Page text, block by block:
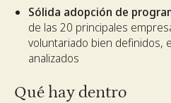
Sólida adopción de
de las 20 principales
voluntariado bien definidos,
analizados
Qué hay dentro